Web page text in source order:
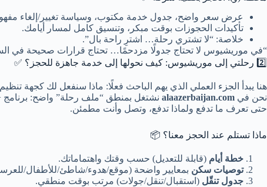
عرض سعر واضح، جدول خدمة مكتوب، وسياسة تغيير/إلغاء
تأكيدات الحجوزات بوقت مبكر، وتنسيق كامل لمسار أيامك.
خلاصة: “لا تشتري رحلة… اشترِ راحة بال”.
“في موريشيوس لا تحتاج جدولًا مزدحمًا… تحتاج قرارات صحيحة في
2️⃣ رحلتي إلى موريشيوس: كيف نحولها إلى خدمة جاهزة للحجز؟ ✅
هنا يبدأ الجزء العملي الذي يهم الباحث فعلًا: ماذا سنفعل لك كجهة
نحن في alaazerbaijan.com نشتغل بمنطق “ملف رحلة” واضح: برنامج
حتى تعرف ما تدفع ولماذا تدفع، وتصل وأنت مطمئن.
ماذا تستلم عند الحجز معنا؟ 📦
خطة أيام (قابلة للتعديل) حسب وقتك واهتماماتك.
توصيات سكن بمعايير واضحة (موقع/هدوء/شاطئ/للأطفال/
جدول تنقّل (استقبال/تنقل/جولات) مرتب بوقت منطقي.